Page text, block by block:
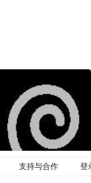
支持与合作 登